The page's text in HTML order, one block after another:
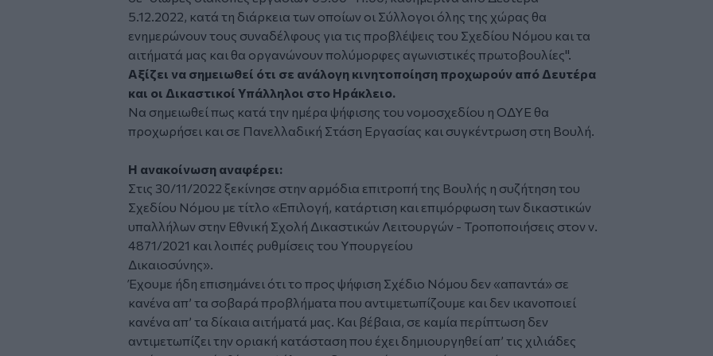
5.12.2022, κατά τη διάρκεια των οποίων οι Σύλλογοι όλης της χώρας θα
ενημερώνουν τους συναδέλφους για τις προβλέψεις του Σχεδίου Νόμου και τα
αιτήματά μας και θα οργανώνουν πολύμορφες αγωνιστικές πρωτοβουλίες".
Αξίζει να σημειωθεί ότι σε ανάλογη κινητοποίηση προχωρούν από Δευτέρα
και οι Δικαστικοί Υπάλληλοι στο Ηράκλειο.
Να σημειωθεί πως κατά την ημέρα ψήφισης του νομοσχεδίου η ΟΔΥΕ θα
προχωρήσει και σε Πανελλαδική Στάση Εργασίας και συγκέντρωση στη Βουλή.
Η ανακοίνωση αναφέρει:
Στις 30/11/2022 ξεκίνησε στην αρμόδια επιτροπή της Βουλής η συζήτηση του
Σχεδίου Νόμου με τίτλο «Επιλογή, κατάρτιση και επιμόρφωση των δικαστικών
υπαλλήλων στην Εθνική Σχολή Δικαστικών Λειτουργών - Τροποποιήσεις στον ν.
4871/2021 και λοιπές ρυθμίσεις του Υπουργείου
Δικαιοσύνης».
Έχουμε ήδη επισημάνει ότι το προς ψήφιση Σχέδιο Νόμου δεν «απαντά» σε
κανένα απ’ τα σοβαρά προβλήματα που αντιμετωπίζουμε και δεν ικανοποιεί
κανένα απ’ τα δίκαια αιτήματά μας. Και βέβαια, σε καμία περίπτωση δεν
αντιμετωπίζει την οριακή κατάσταση που έχει δημιουργηθεί απ’ τις χιλιάδες